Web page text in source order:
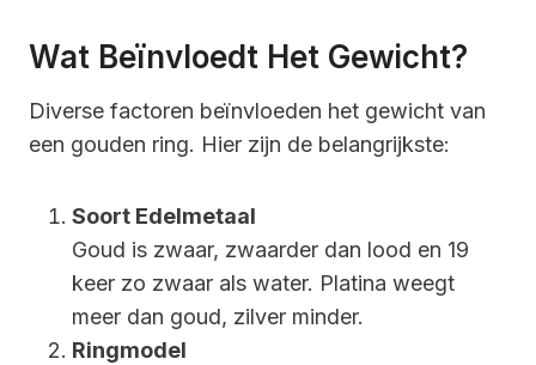
Wat Beïnvloedt Het Gewicht?
Diverse factoren beïnvloeden het gewicht van
een gouden ring. Hier zijn de belangrijkste:
Soort Edelmetaal
Goud is zwaar, zwaarder dan lood en 19
keer zo zwaar als water. Platina weegt
meer dan goud, zilver minder.
Ringmodel